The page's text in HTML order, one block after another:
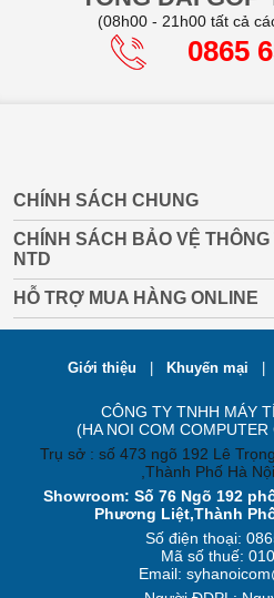
(08h00 - 21h00 tất cả
0865
CHÍNH SÁCH CHUNG
CHÍNH SÁCH BẢO VỆ
NTD
HỖ TRỢ MUA HÀNG ONLINE
Giới thiệu Khuyến mại
CÔNG TY TNHH MÁY
(HA NOI COM
Trụ sở : số 473 ngõ 192 Lê
,Thành Phố Hà
Showroom: Số 76 Ngõ 192
Phương Liệt,Thành
Số điện thoại:
Mã số thuế:
Email: